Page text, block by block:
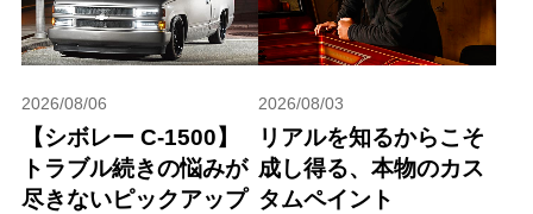
2026/08/06
【シボレー C-1500】
トラブル続きの悩みが
尽きないピックアップ
2026/08/03
リアルを知るからこそ
成し得る、本物のカス
タムペイント